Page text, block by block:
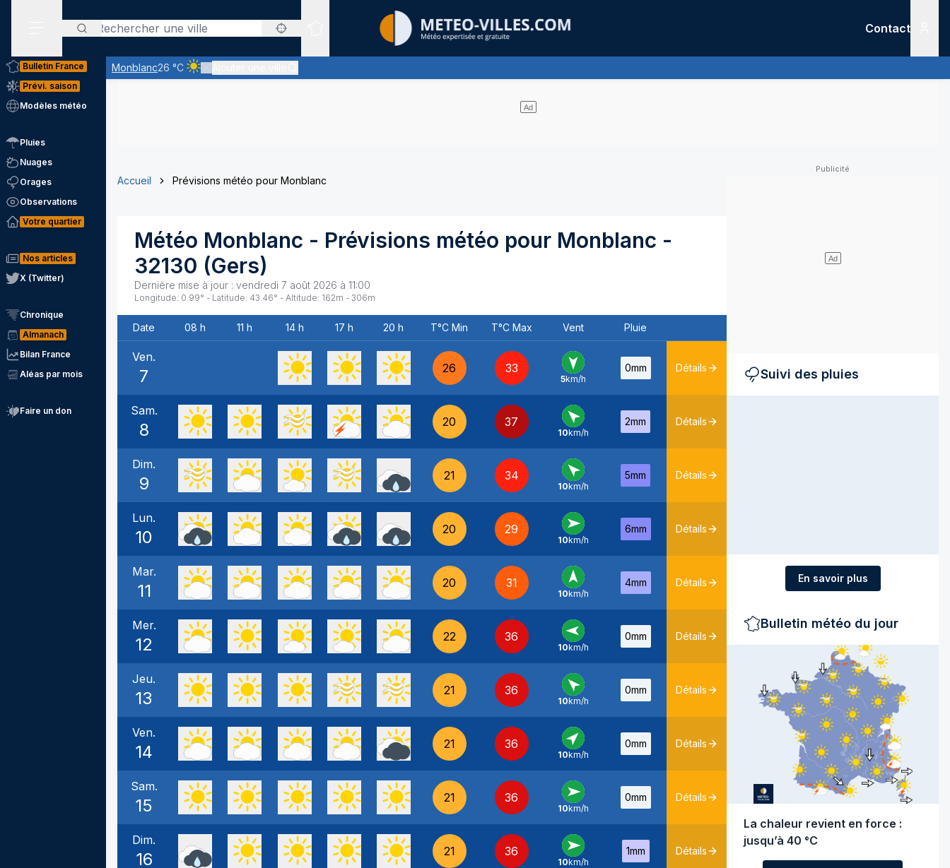
Rechercher
Sites expertis&eacute;s
Contact
Monblanc26 °C
Ciel clair - quasiment pas de nuages et un soleil omniprésent
Bulletin France
Prévi. saison
Modèles météo
Pluies
Nuages
Orages
Observations
Votre quartier
Nos articles
X (Twitter)
Chronique
Almanach
Bilan France
Aléas par mois
Faire un don
Accueil Prévisions météo pour Monblanc
Météo Monblanc - Prévisions météo pour Monblanc -
32130 (Gers)
Dernière mise à jour : vendredi 7 août 2026 à 11:00
Longitude: 0.99° - Latitude: 43.46° - Altitude: 162m - 306m
Date 08 h 11 h 14 h 17 h 20 h T°C Min T°C Max Vent Pluie
Ven.
7 26 33
N -
5km/h
0mm Détails
Sam.
8 20 37
SE -
10km/h
2mm Détails
Dim.
9 21 34
SE -
10km/h
5mm Détails
Lun.
10 20 29
O -
10km/h
6mm Détails
Mar.
11 20 31
S -
10km/h
4mm Détails
Mer.
12 22 36
E -
10km/h
0mm Détails
Jeu.
13 21 36
SE -
10km/h
0mm Détails
Ven.
14 21 36
SO -
10km/h
0mm Détails
Sam.
15 21 36
O -
10km/h
0mm Détails
Dim.
16 21 36
10km/h
1mm Détails
Suivi des pluies
En savoir plus
Bulletin météo du jour
La chaleur revient en force :
jusqu’à 40 °C